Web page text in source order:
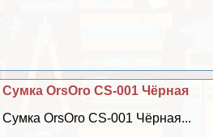
Сумка OrsOro CS-001 Чёрная
Сумка OrsOro CS-001 Чёрная...